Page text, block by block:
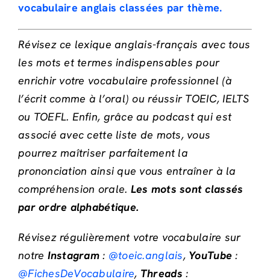
vocabulaire anglais classées par thème.
Révisez ce lexique anglais-français avec tous
les mots et termes indispensables pour
enrichir votre vocabulaire professionnel (à
l’écrit comme à l’oral) ou réussir TOEIC, IELTS
ou TOEFL. Enfin, grâce au podcast qui est
associé avec cette liste de mots, vous
pourrez maîtriser parfaitement la
prononciation ainsi que vous entraîner à la
compréhension orale. Les mots sont classés
par ordre alphabétique.
Révisez régulièrement votre vocabulaire sur
notre Instagram : @toeic.anglais, YouTube :
@FichesDeVocabulaire, Threads :